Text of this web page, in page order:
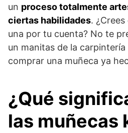
un proceso totalmente
ciertas habilidades.
una por tu cuenta? No te
un manitas de la
comprar una muñeca ya
¿Qué
las muñecas